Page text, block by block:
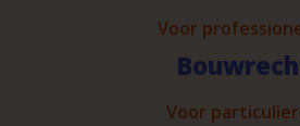
Voor
Voor